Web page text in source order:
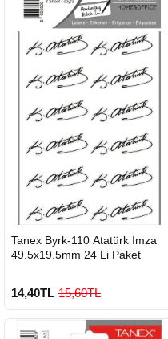
GÖNDERİ
Tanex Byrk-110 Atatürk İmza
49.5x19.5mm 24 Li Paket
14,40TL 15,60TL